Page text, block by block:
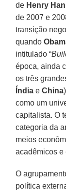
de Henry
de 2007 e
transição
quando
intitulado “
época, ainda
os três
Índia eChina
como um
capitalista. O
categoria da
meios
acadêmicos e
O
política